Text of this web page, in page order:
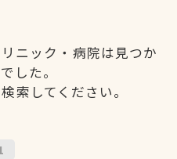
ニック・病院は見つか
した。
索してください。